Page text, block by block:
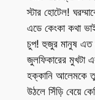
স্টার হোটেল!
এডে কেংকা কথা
চুপ! হুজুর মানুষ এত
জুলফিকারের মুখটা
হক্কানি আলেমকে
উঠলে সিঁড়ি বেয়ে